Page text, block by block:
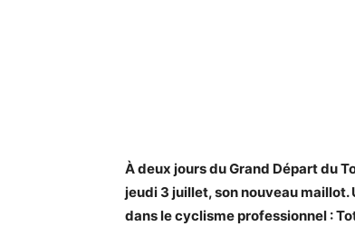
À deux jours du Grand Départ du
jeudi 3 juillet, son nouveau
dans le cyclisme professionnel :